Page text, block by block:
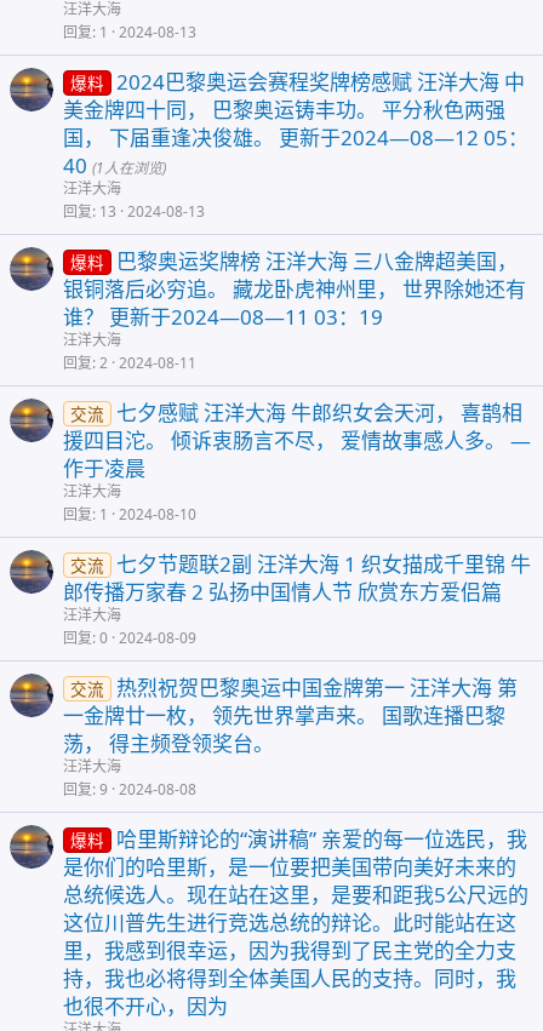
汪洋大海
回复 1 2024-08-13
爆料 2024巴黎奥运会赛程奖牌榜感赋 汪洋大海 中
美金牌四十同， 巴黎奥运铸丰功。 平分秋色两强
国， 下届重逢决俊雄。 更新于2024—08—12 05：
40 (1人在浏览)
汪洋大海
回复 13 2024-08-13
爆料
巴黎奥运奖牌榜 汪洋大海 三八金牌超美国，
银铜落后必穷追。 藏龙卧虎神州里， 世界除她还有
谁？ 更新于2024—08—11 03：19
汪洋大海
回复 2 2024-08-11
交流
七夕感赋 汪洋大海 牛郎织女会天河， 喜鹊相
援四目沱。 倾诉衷肠言不尽， 爱情故事感人多。 —
作于凌晨
汪洋大海
回复 1 2024-08-10
交流
七夕节题联2副 汪洋大海 1 织女描成千里锦 牛
郎传播万家春 2 弘扬中国情人节 欣赏东方爱侣篇
汪洋大海
回复 0 2024-08-09
交流
热烈祝贺巴黎奥运中国金牌第一 汪洋大海 第
一金牌廿一枚， 领先世界掌声来。 国歌连播巴黎
荡， 得主频登领奖台。
汪洋大海
回复 9 2024-08-08
爆料
哈里斯辩论的“演讲稿” 亲爱的每一位选民，我
是你们的哈里斯，是一位要把美国带向美好未来的
总统候选人。现在站在这里，是要和距我5公尺远的
这位川普先生进行竞选总统的辩论。此时能站在这
里，我感到很幸运，因为我得到了民主党的全力支
持，我也必将得到全体美国人民的支持。同时，我
也很不开心，因为